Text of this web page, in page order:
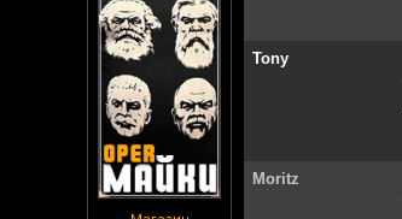
Tony
Moritz